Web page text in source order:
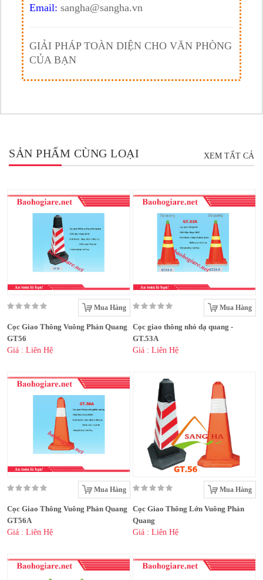
Email: sangha@sangha.vn
GIẢI PHÁP TOÀN DIỆN CHO VĂN PHÒNG
CỦA BẠN
SẢN PHẨM CÙNG LOẠI XEM TẤT CẢ
Mua Hàng
Cọc Giao Thông Vuông Phản Quang
GT56
Giá : Liên Hệ
Mua Hàng
Cọc giao thông nhỏ dạ quang -
GT.53A
Giá : Liên Hệ
Mua Hàng
Cọc Giao Thông Vuông Phản Quang
GT56A
Giá : Liên Hệ
Mua Hàng
Cọc Giao Thông Lớn Vuông Phản
Quang
Giá : Liên Hệ